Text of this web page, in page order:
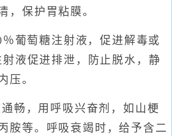
，保护胃粘膜。
萄糖注射液，促进解毒或
液促进排泄，防止脱水，静
压。
，用呼吸兴奋剂，如山梗
胺等。呼吸衰竭时，给予含二